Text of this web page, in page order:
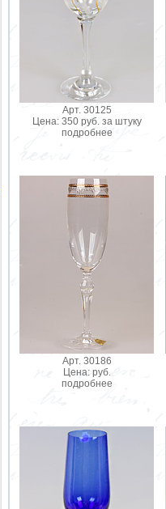
Арт. 30125
Цена: 350 руб. за штуку
подробнее
Арт. 30186
Цена: руб.
подробнее